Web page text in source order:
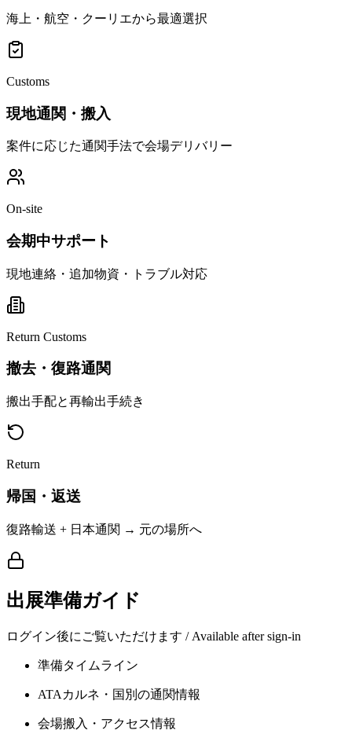
海上・航空・クーリエから最適選択
Customs
現地通関・搬入
案件に応じた通関手法で会場デリバリー
On-site
会期中サポート
現地連絡・追加物資・トラブル対応
Return Customs
撤去・復路通関
搬出手配と再輸出手続き
Return
帰国・返送
復路輸送 + 日本通関 → 元の場所へ
出展準備ガイド
ログイン後にご覧いただけます / Available after sign-in
準備タイムライン
ATAカルネ・国別の通関情報
会場搬入・アクセス情報